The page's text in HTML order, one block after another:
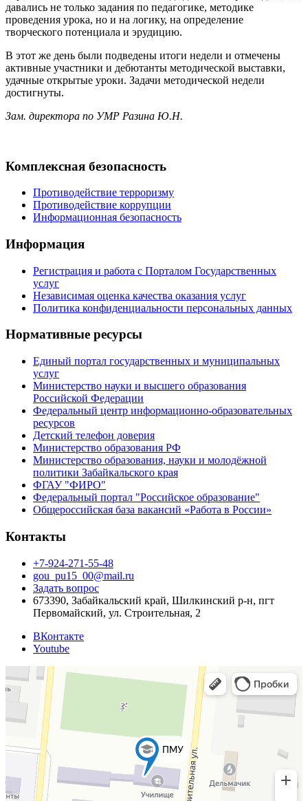
давались не только задания по педагогике, методике
проведения урока, но и на логику, на определение
творческого потенциала и эрудицию.
В этот же день были подведены итоги недели и отмечены
активные участники и дебютанты методической выставки,
удачные открытые уроки. Задачи методической недели
достигнуты.
Зам. директора по УМР Разина Ю.Н.
Комплексная безопасность
Противодействие терроризму
Противодействие коррупции
Информационная безопасность
Информация
Регистрация и работа с Порталом Государственных
услуг
Независимая оценка качества оказания услуг
Политика конфиденциальности персональных данных
Нормативные ресурсы
Единый портал государственных и муниципальных
услуг
Министерство науки и высшего образования
Российской Федерации
Федеральный центр информационно-образовательных
ресурсов
Детский телефон доверия
Министерство образования РФ
Министерство образования, науки и молодёжной
политики Забайкальского края
ФГАУ "ФИРО"
Федеральный портал "Российское образование"
Общероссийская база вакансий «Работа в России»
Контакты
+7-924-271-55-48
gou_pu15_00@mail.ru
Задать вопрос
673390, Забайкальский край, Шилкинский р-н, пгт
Первомайский, ул. Строительная, 2
ВКонтакте
Youtube